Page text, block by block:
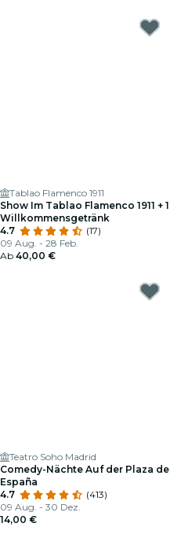
Tablao Flamenco 1911
Show Im Tablao Flamenco 1911 + 1
Willkommensgetränk
4.7
(17)
09 Aug. - 28 Feb.
Ab 40,00 €
Teatro Soho Madrid
Comedy-Nächte Auf der Plaza de
España
4.7
(413)
09 Aug. - 30 Dez.
14,00 €